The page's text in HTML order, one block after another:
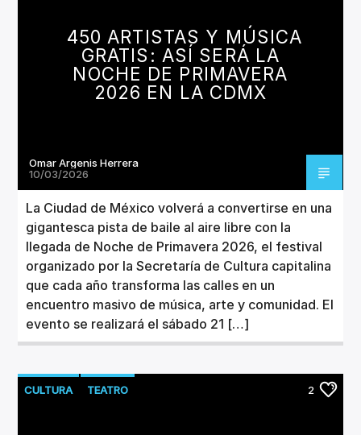
TÍTULO
ARTISTA
Invencible Radio
450 ARTISTAS Y MÚSICA
GRATIS: ASÍ SERÁ LA
NOCHE DE PRIMAVERA
2026 EN LA CDMX
Omar Argenis Herrera
10/03/2026
La Ciudad de México volverá a convertirse en una
gigantesca pista de baile al aire libre con la
llegada de Noche de Primavera 2026, el festival
organizado por la Secretaría de Cultura capitalina
que cada año transforma las calles en un
encuentro masivo de música, arte y comunidad. El
evento se realizará el sábado 21 […]
CULTURA TEATRO 2